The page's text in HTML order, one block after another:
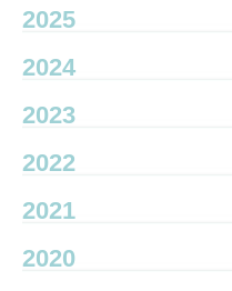
2025
2024
2023
2022
2021
2020